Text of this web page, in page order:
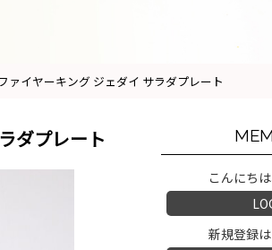
ァイヤーキング ジェダイ サラダプレート
ダプレート
こんにち
新規登録